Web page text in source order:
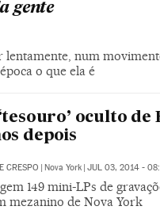
gente
lentamente, num
o que ela é
oculto de
depois
CRESPO | Nova York | JUL 03, 2014 -
149 mini-LPs de
mezanino de Nova York